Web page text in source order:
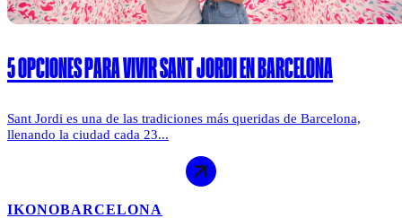
5 OPCIONES PARA VIVIR SANT JORDI EN BARCELONA
Sant Jordi es una de las tradiciones más queridas de Barcelona,
llenando la ciudad cada 23...
IKONOBARCELONA